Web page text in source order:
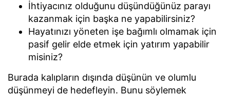
İhtiyacınız olduğunu düşündüğünüz parayı
kazanmak için başka ne yapabilirsiniz?
Hayatınızı yöneten işe bağımlı olmamak için
pasif gelir elde etmek için yatırım yapabilir
misiniz?
Burada kalıpların dışında düşünün ve olumlu
düşünmeyi de hedefleyin. Bunu söylemek